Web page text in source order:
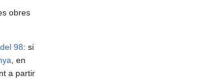
obres
98: si
, en
a partir